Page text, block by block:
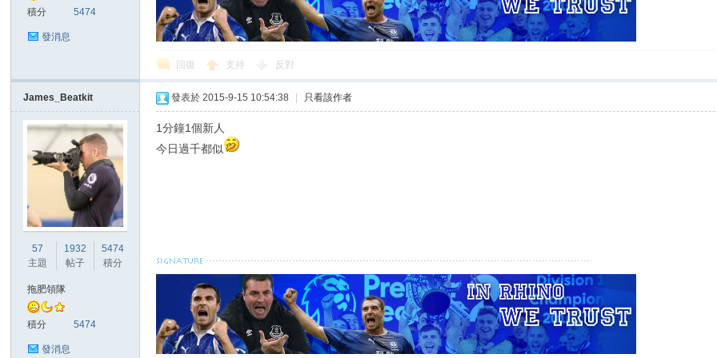
積分 5474
發消息
回復 支持 反對
James_Beatkit
57
主題
1932
帖子
5474
積分
拖肥領隊
積分 5474
發消息
發表於 2015-9-15 10:54:38 只看該作者
1分鐘1個新人
今日過千都似